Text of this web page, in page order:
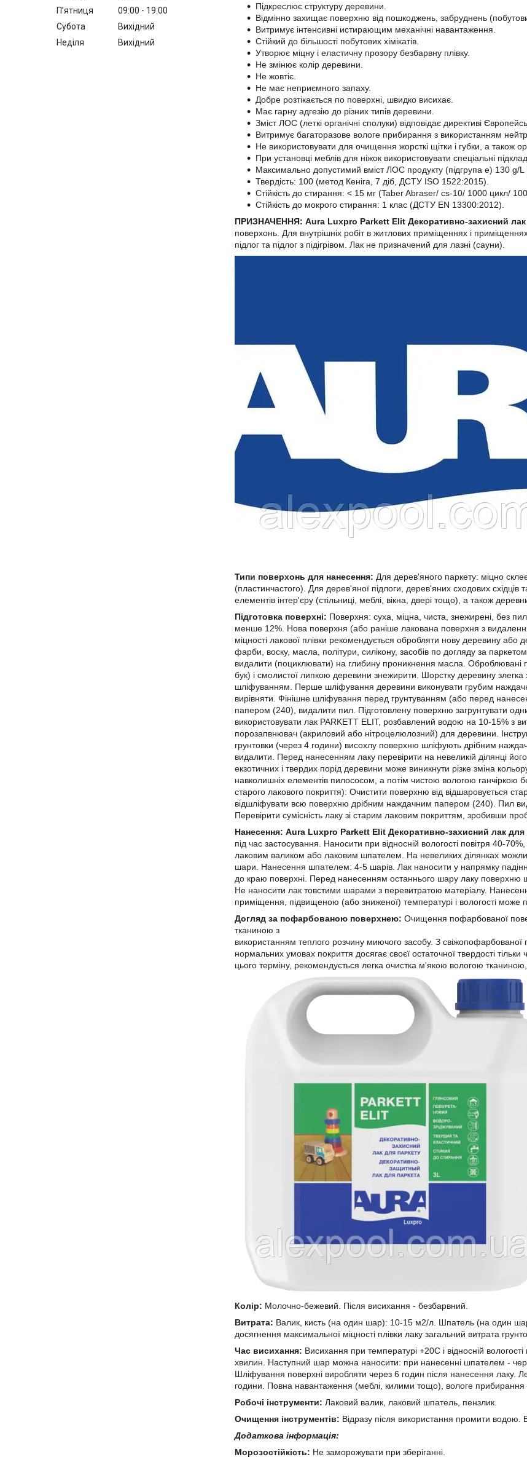
Підкреслює структуру деревини.
Відмінно захищає поверхню від пошкоджень, забруднень
Витримує інтенсивні истирающим механічні навантаження.
Стійкий до більшості побутових хімікатів.
Утворює міцну і еластичну прозору безбарвну плівку.
Не змінює колір деревини.
Не жовтіє.
Не має неприємного запаху.
Добре розтікається по поверхні, швидко висихає.
Має гарну адгезію до різних типів деревини.
Зміст ЛОС (леткі органічні сполуки) відповідає директиві
Витримує багаторазове вологе прибирання з використанням
Не використовувати для очищення жорсткі щітки і губки, а також
При установці меблів для ніжок використовувати спеціальні
Максимально допустимий вміст ЛОС продукту (підгрупа e) 130 g/L
Твердість: 100 (метод Кеніга, 7 діб, ДСТУ ISO 1522:2015).
Стійкість до стирання: < 15 мг (Taber Abraser/ cs-10/ 1000 цикл/
Стійкість до мокрого стирання: 1 клас (ДСТУ EN 13300:2012).
ПРИЗНАЧЕННЯ: Aura Luxpro Parkett Elit Декоративно-захисний лак
поверхонь. Для внутрішніх робіт в житлових приміщеннях і
підлог та підлог з підігрівом. Лак не призначений для лазні (сауни).
Типи поверхонь для нанесення: Для дерев'яного паркету: міцно
(пластинчастого). Для дерев'яної підлоги, дерев'яних сходових
елементів інтер'єру (стільниці, меблі, вікна, двері тощо), а також
Підготовка поверхні: Поверхня: суха, міцна, чиста, знежирені, без
менше 12%. Нова поверхня (або раніше лакована поверхня з
міцності лакової плівки рекомендується обробляти нову деревину або
фарби, воску, масла, політури, силікону, засобів по догляду за
видалити (поциклювати) на глибину проникнення масла. Оброблювані
бук) і смолистої липкою деревини знежирити. Шорстку деревину
шліфуванням. Перше шліфування деревини виконувати грубим
вирівняти. Фінішне шліфування перед грунтуванням (або перед
папером (240), видалити пил. Підготовлену поверхню загрунтувати
використовувати лак PARKETT ELIT, розбавлений водою на 10-15% з
порозапвнювач (акриловий або нітроцелюлозний) для деревини.
грунтовки (через 4 години) висохлу поверхню шліфують дрібним
видалити. Перед нанесенням лаку перевірити на невеликій ділянці
екзотичних і твердих порід деревини може виникнути різке зміна
навколишніх елементів пилососом, а потім чистою вологою ганчіркою
старого лакового покриття): Очистити поверхню від відшаровується
відшліфувати всю поверхню дрібним наждачним папером (240). Пил
Перевірити сумісність лаку зі старим лаковим покриттям, зробивши
Нанесення: Aura Luxpro Parkett Elit Декоративно-захисний лак для
під час застосування. Наносити при відносній вологості повітря 40-
лаковим валиком або лаковим шпателем. На невеликих ділянках
шари. Нанесення шпателем: 4-5 шарів. Лак наносити у напрямку
до краю поверхні. Перед нанесенням останнього шару лаку
Не наносити лак товстими шарами з перевитратою матеріалу.
приміщення, підвищеною (або зниженої) температурі і вологості може
Догляд за пофарбованою поверхнею: Очищення пофарбованої
тканиною з
використанням теплого розчину миючого засобу. З
нормальних умовах покриття досягає своєї остаточної твердості
цього терміну, рекомендується легка очистка м'якою вологою
Колір: Молочно-бежевий. Після висихання - безбарвний.
Витрата: Валик, кисть (на один шар): 10-15 м2/л. Шпатель (на один
досягнення максимальної міцності плівки лаку загальний витрата
Час висихання: Висихання при температурі +20C і відносній
хвилин. Наступний шар можна наносити: при нанесенні шпателем -
Шліфування поверхні виробляти через 6 годин після нанесення лаку.
години. Повна навантаження (меблі, килими тощо), вологе прибирання
Робочі інструменти: Лаковий валик, лаковий шпатель, пензлик.
Очищення інструментів: Відразу після використання промити водою.
Додаткова інформація:
Морозостійкість: Не заморожувати при зберіганні.
Пʼятниця
09:00
19:00
Субота
Вихідний
Неділя
Вихідний